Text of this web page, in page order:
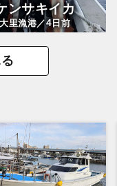
ンサキイカ
大里漁港／4日前